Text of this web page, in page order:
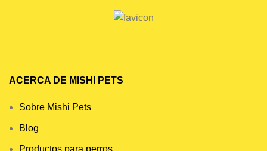
ACERCA DE MISHI PETS
Sobre Mishi Pets
Blog
Productos para perros